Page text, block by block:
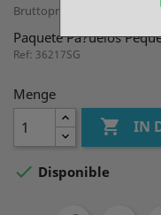
Bruttopreis
Paquete Pa?uelos
Ref: 36217SG
Menge
 IN
 Disponible